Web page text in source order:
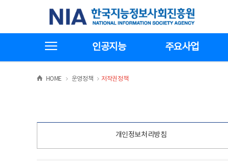
기
한국지능정보사회진흥원
인공지능 주요사업
HOME >운영정책 >
저작권정책
개인정보처리방침